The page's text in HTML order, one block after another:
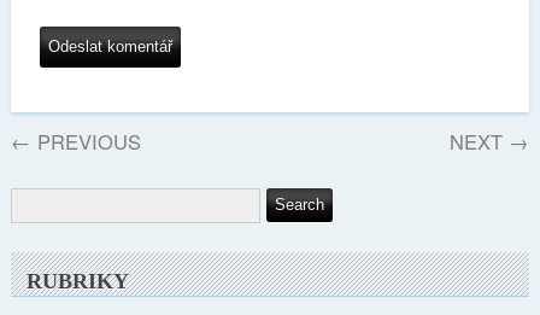
← PREVIOUS NEXT →
RUBRIKY